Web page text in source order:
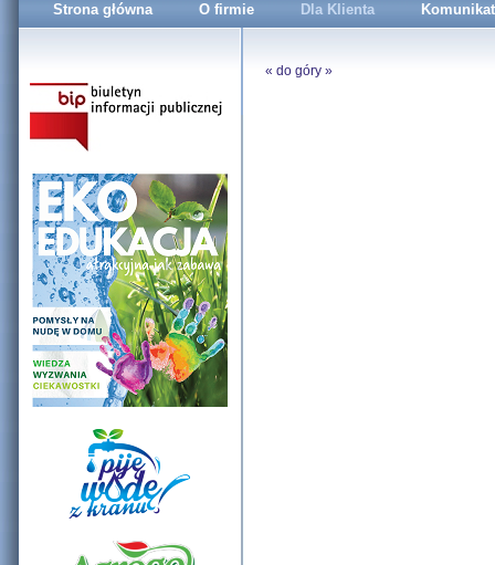
Strona główna O firmie Dla Klienta
« do góry »